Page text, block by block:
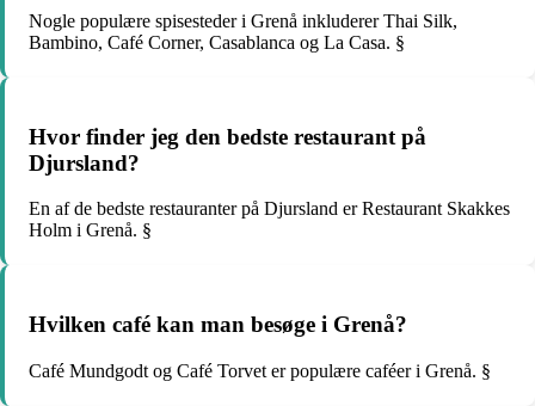
Nogle populære spisesteder i Grenå inkluderer Thai Silk,
Bambino, Café Corner, Casablanca og La Casa. §
Hvor finder jeg den bedste restaurant på
Djursland?
En af de bedste restauranter på Djursland er Restaurant Skakkes
Holm i Grenå. §
Hvilken café kan man besøge i Grenå?
Café Mundgodt og Café Torvet er populære caféer i Grenå. §